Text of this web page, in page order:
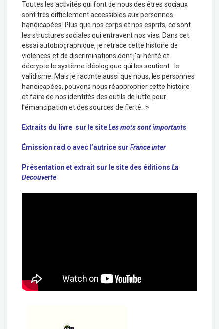
Toutes les activités qui font de nous des êtres sociaux
sont très difficilement accessibles aux personnes
handicapées. Plus que nos corps et nos esprits, ce sont
les structures sociales qui entravent nos vies. Dans cet
essai autobiographique, je retrace cette histoire de
violences et de discriminations dont j’ai hérité et
décrypte le système idéologique qui les soutient : le
validisme. Mais je raconte aussi que nous, les personnes
handicapées, pouvons nous réapproprier cette histoire
et faire de nos identités des outils de lutte pour
l’émancipation et des sources de fierté. »
Extraits du livre sur le siteLes mots sont importants
Émission radio avec l’autrice sur France inter
Présentation et extrait sur le site des éditions La
Découverte